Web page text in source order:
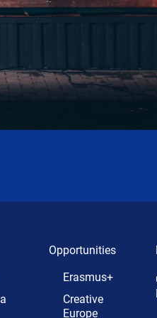
Opportunities
Erasmus+
Creative
Europe